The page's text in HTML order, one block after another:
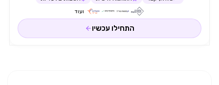
ועוד
התחילו עכשיו